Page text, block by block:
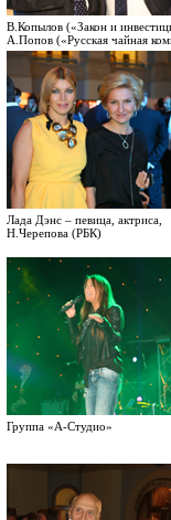
В.Копылов («Закон и
А.Попов («Русская чайная
Лада Дэнс – певица, актриса,
Н.Черепова (РБК)
Группа «А-Студио»